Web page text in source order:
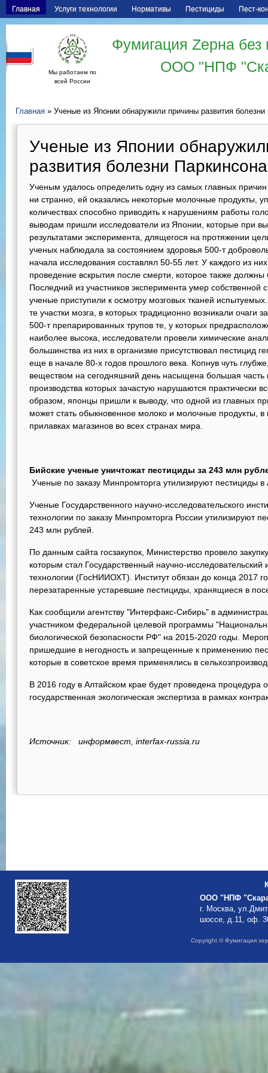
Главная Услуги технологии Нормативы Пестициды Пест-
Мы работаем по
всей России
Фумигация Zерна
ООО "НПФ
Главная » Ученые из Японии обнаружили причины развития болезни
Ученые из Японии
развития болезни Паркинсона
Ученым удалось определить одну из самых главных
ни странно, ей оказались некоторые молочные продукты,
количествах способно приводить к нарушениям работы
выводам пришли исследователи из Японии, которые при
результатами эксперимента, длящегося на протяжении
ученых наблюдала за состоянием здоровья 500-т
начала исследования составлял 50-55 лет. У каждого из
проведение вскрытия после смерти, которое также
Последний из участников эксперимента умер
ученые приступили к осмотру мозговых тканей
те участки мозга, в которых традиционно возникали
500-т препарированных трупов те, у которых
наиболее высока, исследователи провели химические
большинства из них в организме присутствовал пестицид
еще в начале 80-х годов прошлого века. Копнув чуть
веществом на сегодняшний день насыщена большая часть
производства которых зачастую нарушаются практически
образом, японцы пришли к выводу, что одной из главных
может стать обыкновенное молоко и молочные продукты,
прилавках магазинов во всех странах мира.
Бийские ученые уничтожат пестициды за 243 млн
Ученые по заказу Минпромторга утилизируют пестициды в
Ученые Государственного научно-исследовательского
технологии по заказу Минпромторга России утилизируют
243 млн рублей.
По данным сайта госзакупок, Министерство провело
которым стал Государственный научно-исследовательский
технологии (ГосНИИОХТ). Институт обязан до конца 2017
перезатаренные устаревшие пестициды, хранящиеся в
Как сообщили агентству "Интерфакс-Сибирь" в
участником федеральной целевой программы
биологической безопасности РФ" на 2015-2020 годы.
пришедшие в негодность и запрещенные к применению
которые в советское время применялись в
В 2016 году в Алтайском крае будет проведена процедура
государственная экологическая экспертиза в рамках
Источник: информвест, interfax-russia.ru
ООО "НПФ
г. Москва,
шоссе, д.11, оф.
Copyright © Фумигация